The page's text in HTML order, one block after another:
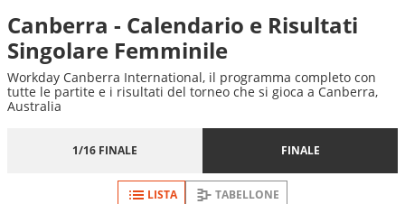
Canberra - Calendario e Risultati
Singolare Femminile
Workday Canberra International, il programma completo con
tutte le partite e i risultati del torneo che si gioca a Canberra,
Australia
1/16 FINALE FINALE
LISTA TABELLONE